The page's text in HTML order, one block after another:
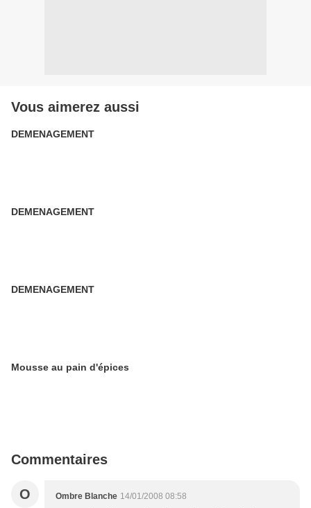
Vous aimerez aussi
DEMENAGEMENT
DEMENAGEMENT
DEMENAGEMENT
Mousse au pain d'épices
Commentaires
O Ombre Blanche 14/01/2008 08:58